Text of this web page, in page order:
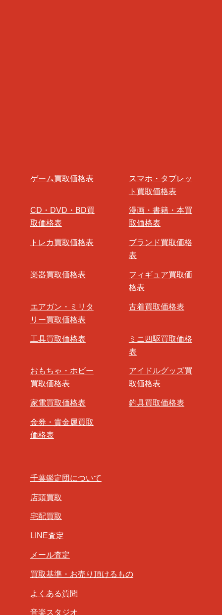
ゲーム買取価格表
スマホ・タブレッ
ト買取価格表
CD・DVD・BD買
取価格表
漫画・書籍・本買
取価格表
トレカ買取価格表
ブランド買取価格
表
楽器買取価格表
フィギュア買取価
格表
エアガン・ミリタ
リー買取価格表
古着買取価格表
工具買取価格表
ミニ四駆買取価格
表
おもちゃ・ホビー
買取価格表
アイドルグッズ買
取価格表
家電買取価格表 釣具買取価格表
金券・貴金属買取
価格表
千葉鑑定団について
店頭買取
宅配買取
LINE査定
メール査定
買取基準・お売り頂けるもの
よくある質問
音楽スタジオ